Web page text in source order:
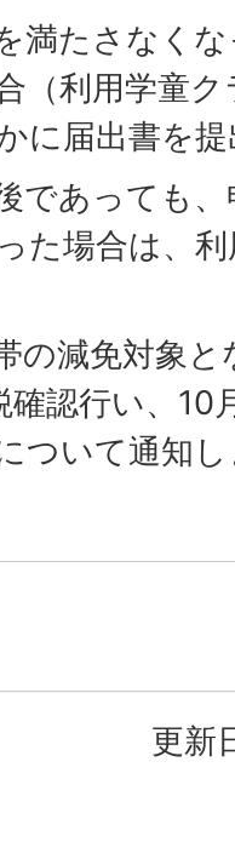
満たさなく
（利用学童
に届出書を
であっても
た場合は、
の減免対象
確認行い、10
ついて通知
更新